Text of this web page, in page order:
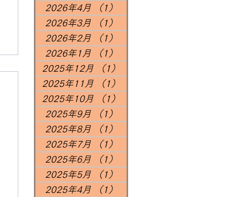
2026年4月
（1）
2026年3月
（1）
2026年2月
（1）
2026年1月
（1）
2025年12月
（1）
2025年11月
（1）
2025年10月
（1）
2025年9月
（1）
2025年8月
（1）
2025年7月
（1）
2025年6月
（1）
2025年5月
（1）
2025年4月
（1）